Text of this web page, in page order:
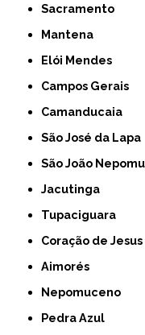
Sacramento
Mantena
Elói Mendes
Campos Gerais
Camanducaia
São José da Lapa
São João
Jacutinga
Tupaciguara
Coração de Jesus
Aimorés
Nepomuceno
Pedra Azul